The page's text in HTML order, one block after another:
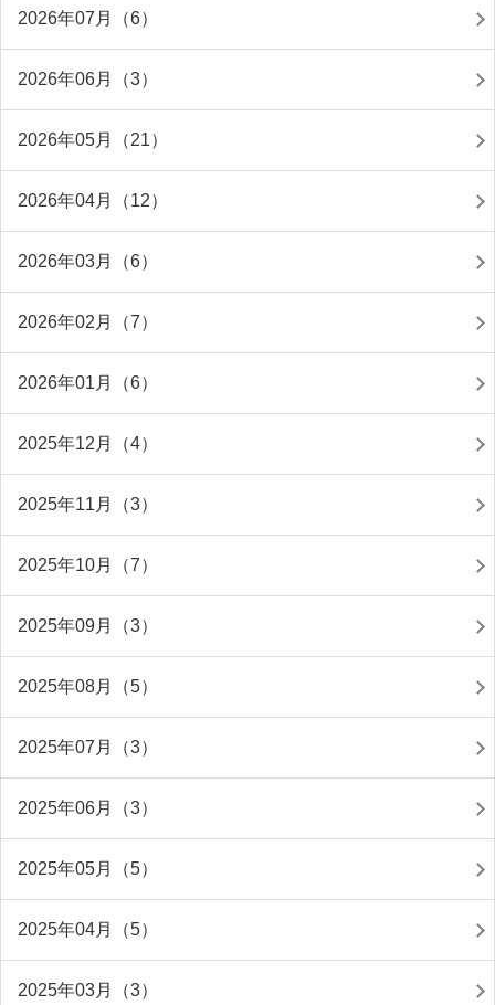
2026年07月（6）
2026年06月（3）
2026年05月（21）
2026年04月（12）
2026年03月（6）
2026年02月（7）
2026年01月（6）
2025年12月（4）
2025年11月（3）
2025年10月（7）
2025年09月（3）
2025年08月（5）
2025年07月（3）
2025年06月（3）
2025年05月（5）
2025年04月（5）
2025年03月（3）